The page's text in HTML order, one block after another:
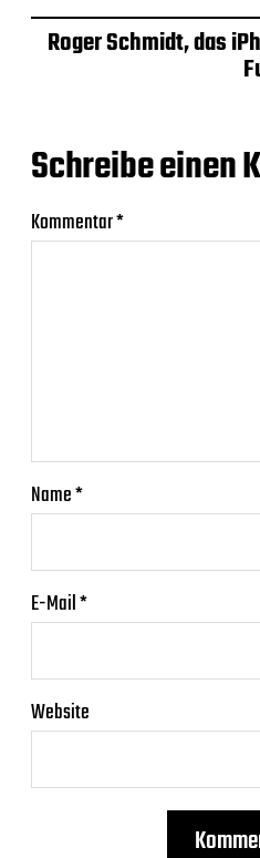
Roger Schmidt, das
Schreibe einen
Kommentar*
Name*
E-Mail*
Website